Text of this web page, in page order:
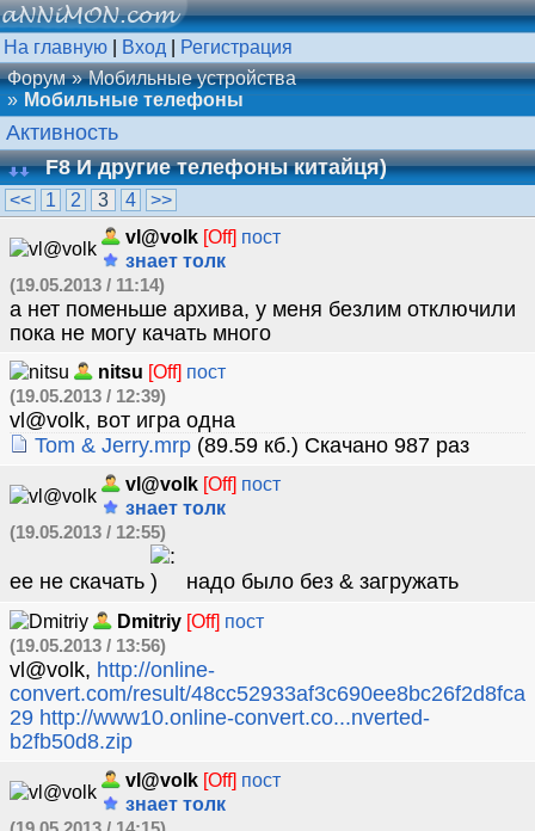
На главную Вход
Регистрация
Форум
Мобильные устройства
Мобильные телефоны
Активность
F8 И другие телефоны китайця)
<< 1 2 3 4
>>
vl@volk [Off] пост
знает толк
(19.05.2013 / 11:14)
а нет поменьше архива, у меня безлим отключили
пока не могу качать много
nitsu [Off] пост
(19.05.2013 / 12:39)
vl@volk, вот игра одна
Tom & Jerry.mrp (89.59 кб.) Скачано 987 раз
vl@volk [Off] пост
знает толк
(19.05.2013 / 12:55)
ее не скачать надо было без & загружать
Dmitriy [Off] пост
(19.05.2013 / 13:56)
vl@volk, http://online-
convert.com/result/48cc52933af3c690ee8bc26f2d8fca
29 http://www10.online-convert.co...nverted-
b2fb50d8.zip
vl@volk [Off] пост
знает толк